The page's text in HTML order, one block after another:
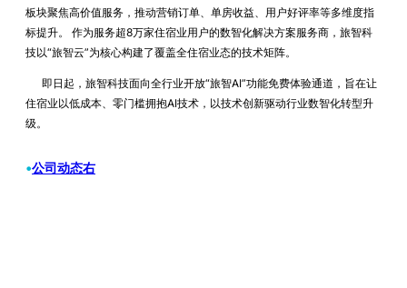
板块聚焦高价值服务，推动营销订单、单房收益、用户好评率等多维度指
标提升。 作为服务超8万家住宿业用户的数智化解决方案服务商，旅智科
技以“旅智云”为核心构建了覆盖全住宿业态的技术矩阵。
即日起，旅智科技面向全行业开放“旅智AI”功能免费体验通道，旨在让
住宿业以低成本、零门槛拥抱AI技术，以技术创新驱动行业数智化转型升
级。
•公司动态右